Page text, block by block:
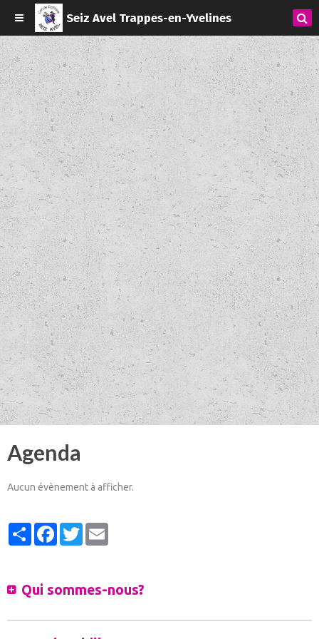
Seiz Avel Trappes-en-Yvelines
Agenda
Aucun évènement à afficher.
PartagerFacebook
Twitter
Qui sommes-nous?